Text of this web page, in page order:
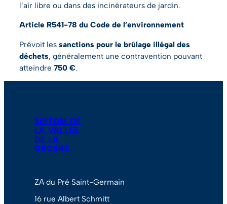
l’air libre ou dans des incinérateurs de jardin.
Article R541-78 du Code de l’environnement
Prévoit les sanctions pour le brûlage illégal des
déchets, généralement une contravention pouvant
atteindre 750 €.
SIRTOM DE
LA VALLEE
DE LA
GROSNE
ZA du Pré Saint-Germain
16 rue Albert Schmitt